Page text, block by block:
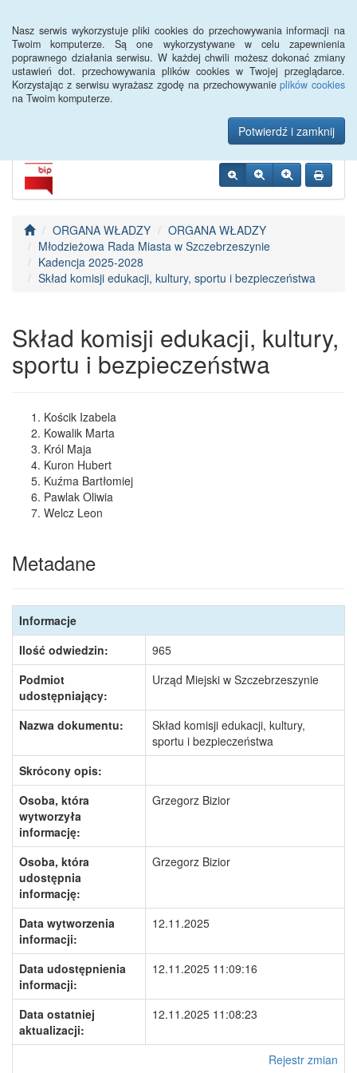
Nasz serwis wykorzystuje pliki cookies do przechowywania informacji na
Twoim komputerze. Są one wykorzystywane w celu zapewnienia
poprawnego działania serwisu. W każdej chwili możesz dokonać zmiany
ustawień dot. przechowywania plików cookies w Twojej przeglądarce.
Korzystając z serwisu wyrażasz zgodę na przechowywanieplików cookies
na Twoim komputerze.
Potwierdź i zamknij
Urząd Miejski w
Szczebrzeszynie
ORGANA WŁADZY
ORGANA WŁADZY
Młodzieżowa Rada Miasta w Szczebrzeszynie
Kadencja 2025-2028
Skład komisji edukacji, kultury, sportu i bezpieczeństwa
Skład komisji edukacji, kultury,
sportu i bezpieczeństwa
Kościk Izabela
Kowalik Marta
Król Maja
Kuron Hubert
Kuźma Bartłomiej
Pawlak Oliwia
Welcz Leon
Metadane
Informacje
Ilość odwiedzin:
965
Podmiot
udostępniający:
Urząd Miejski w Szczebrzeszynie
Nazwa dokumentu:
Skład komisji edukacji, kultury,
sportu i bezpieczeństwa
Skrócony opis:
Osoba, która
wytworzyła
informację:
Grzegorz Bizior
Osoba, która
udostępnia
informację:
Grzegorz Bizior
Data wytworzenia
informacji:
12.11.2025
Data udostępnienia
informacji:
12.11.2025 11:09:16
Data ostatniej
aktualizacji:
12.11.2025 11:08:23
Rejestr zmian